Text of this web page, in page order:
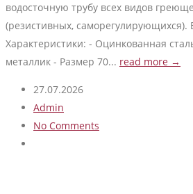
водосточную трубу всех видов
(резистивных, саморегулирующихся).
Характеристики: - Оцинкованная
металлик - Размер 70... read more →
27.07.2026
Admin
No Comments